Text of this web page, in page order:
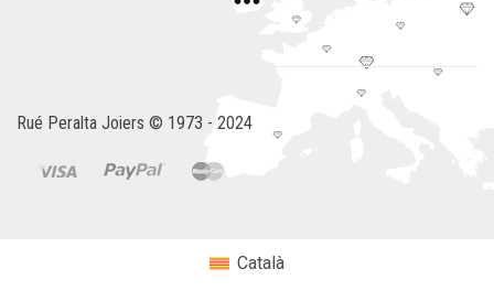
Rué Peralta Joiers © 1973 - 2024
Català